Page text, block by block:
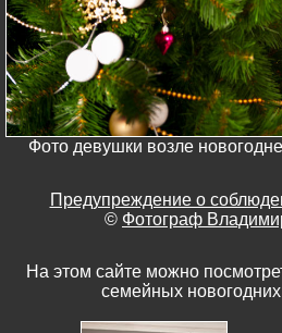
Фото девушки возле
Предупреждение о
© Фотограф
На этом сайте можно
семейных